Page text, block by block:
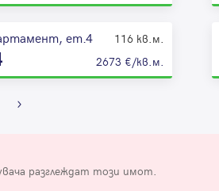
ет.4 116 кв.м.
2673 €/кв.м.
разглеждат този имот.